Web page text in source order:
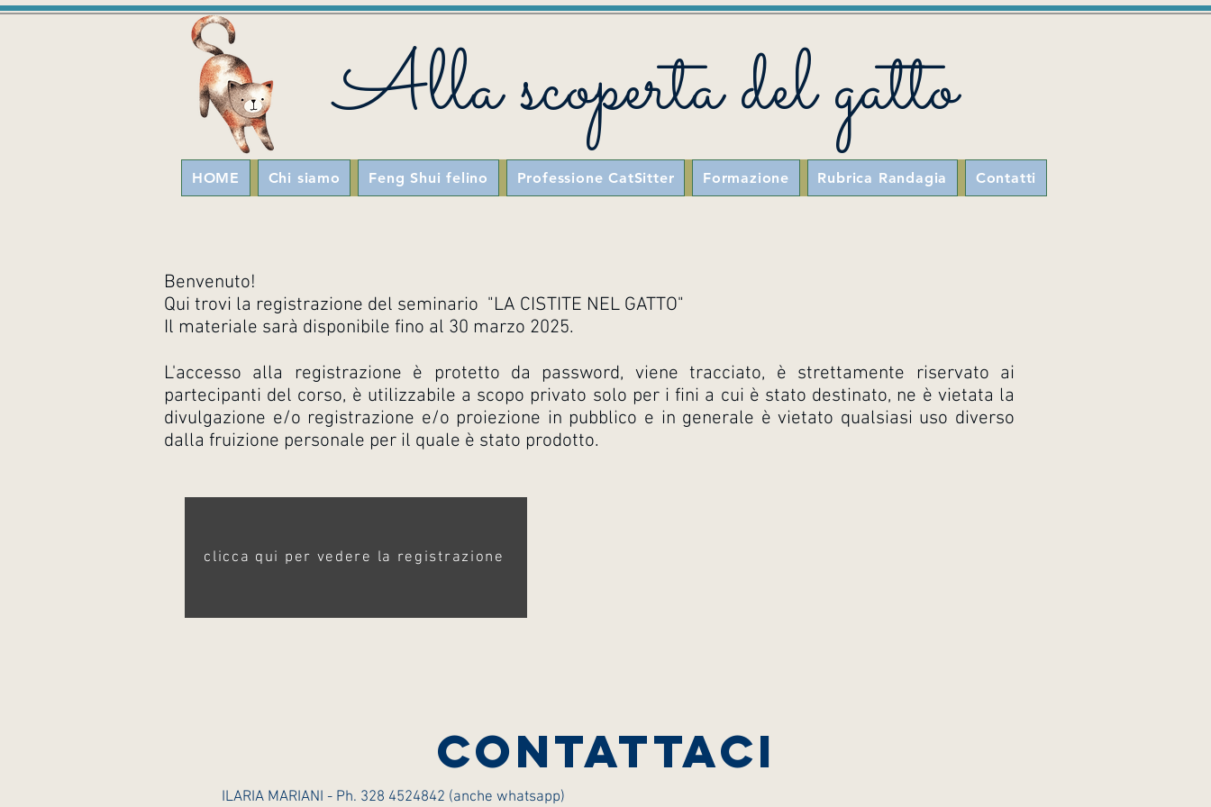
Alla scoperta del gatto
HOME Chi siamo Feng Shui felino Professione CatSitter Formazione Rubrica Randagia Contatti
Benvenuto!
Qui trovi la registrazione del seminario "LA CISTITE NEL GATTO"
Il materiale sarà disponibile fino al 30 marzo 2025.
L'accesso alla registrazione è protetto da password, viene tracciato, è strettamente riservato ai
partecipanti del corso, è utilizzabile a scopo privato solo per i fini a cui è stato destinato, ne è vietata la
divulgazione e/o registrazione e/o proiezione in pubblico e in generale è vietato qualsiasi uso diverso
dalla fruizione personale per il quale è stato prodotto.
clicca qui per vedere la registrazione
© 2023 by NEW-CLICK. Proudly created withWix.com
contattaci
ILARIA MARIANI - Ph. 328 4524842 (anche whatsapp)